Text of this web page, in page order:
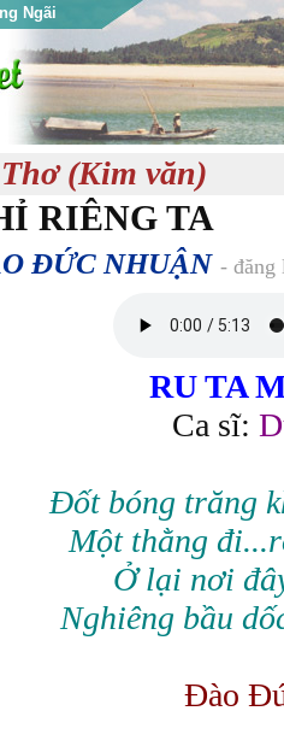
Ngãi
Thơ (Kim văn)
RIÊNG TA
ĐỨC NHUẬN - đăng
RU TA
Ca sĩ:
Đốt bóng trăng
Một thằng
Ở lại nơi
Nghiêng bầu
Đào